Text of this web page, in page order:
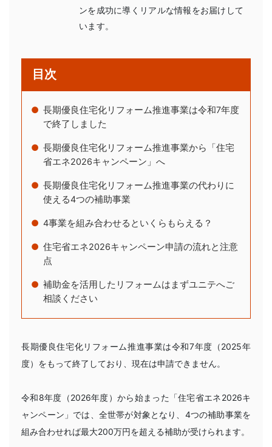
ンを成功に導くリアルな情報をお届けして
います。
目次
長期優良住宅化リフォーム推進事業は令和7年度
で終了しました
長期優良住宅化リフォーム推進事業から「住宅
省エネ2026キャンペーン」へ
長期優良住宅化リフォーム推進事業の代わりに
使える4つの補助事業
4事業を組み合わせるといくらもらえる？
住宅省エネ2026キャンペーン申請の流れと注意
点
補助金を活用したリフォームはまずユニテへご
相談ください
長期優良住宅化リフォーム推進事業は令和7年度（2025年
度）をもって終了しており、現在は申請できません。
令和8年度（2026年度）から始まった「住宅省エネ2026キ
ャンペーン」では、全世帯が対象となり、4つの補助事業を
組み合わせれば最大200万円を超える補助が受けられます。